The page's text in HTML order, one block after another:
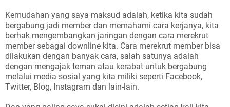
Kemudahan yang saya maksud adalah, ketika kita sudah
bergabung jadi member dan memahami cara kerjanya, kita
berhak mengembangkan jaringan dengan cara merekrut
member sebagai downline kita. Cara merekrut member bisa
dilakukan dengan banyak cara, salah satunya adalah
dengan mengajak teman atau kerabat untuk bergabung
melalui media sosial yang kita miliki seperti Facebook,
Twitter, Blog, Instagram dan lain-lain.